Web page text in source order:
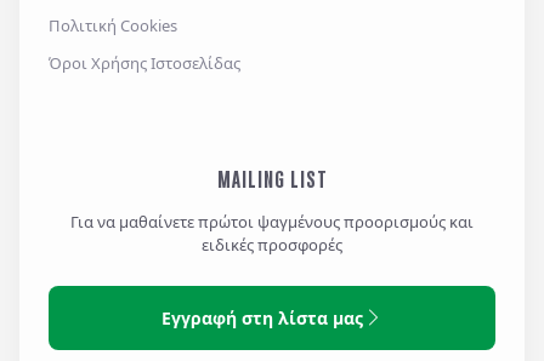
Πολιτική Cookies
Όροι Χρήσης Ιστοσελίδας
MAILING LIST
Για να μαθαίνετε πρώτοι ψαγμένους προορισμούς και
ειδικές προσφορές
Εγγραφή στη λίστα μας